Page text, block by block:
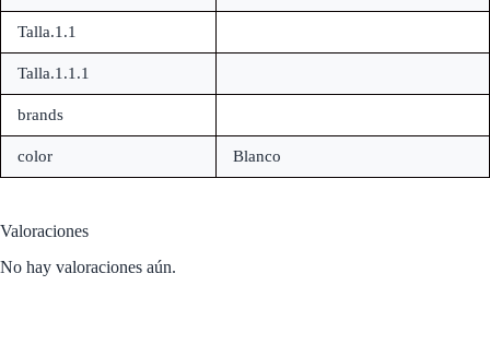
Talla.1.1
Talla.1.1.1
brands
color Blanco
Valoraciones
No hay valoraciones aún.